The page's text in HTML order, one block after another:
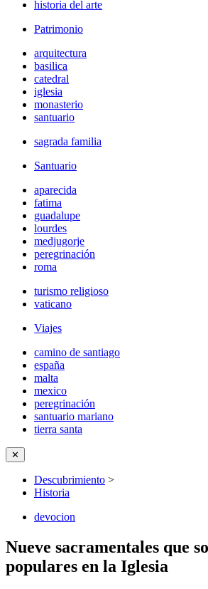
historia del arte
Patrimonio
arquitectura
basilica
catedral
iglesia
monasterio
santuario
sagrada familia
Santuario
aparecida
fatima
guadalupe
lourdes
medjugorje
peregrinación
roma
turismo religioso
vaticano
Viajes
camino de santiago
españa
malta
mexico
peregrinación
santuario mariano
tierra santa
✕
Descubrimiento >
Historia
devocion
Nueve sacramentales que
populares en la Iglesia